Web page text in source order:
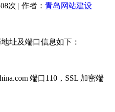
次 | 作者： 青岛网站建设
址及端口信息如下：
端口110，SSL 加密端